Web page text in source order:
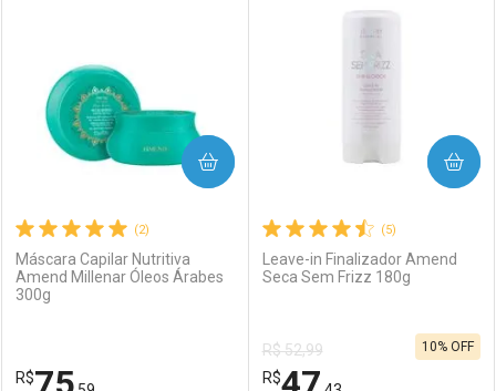
(2)
Máscara Capilar Nutritiva
Amend Millenar Óleos Árabes
300g
R$
COMPRAR
(5)
Leave-in Finalizador Amend
Seca Sem Frizz 180g
R$ 52,99
R$
10% OFF
COMPRAR